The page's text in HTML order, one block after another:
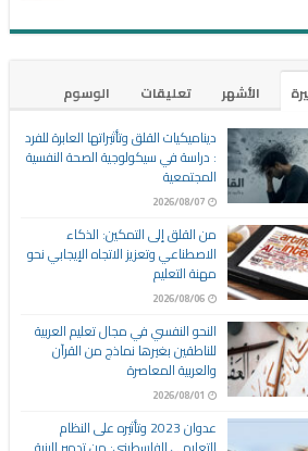
الأشهر تعليقات
الوسوم
ديناميكيات القلق وتأثيراتها العابرة للفرد
: دراسة في سيكولوجية الصحة النفسية
المجتمعية
2026/08/07
من القلق إلى التمكين: الذكاء
الاصطناعي وتعزيز الاتجاه الإيجابي نحو
مهنة التعليم
2026/08/06
النحو النفسي في مجال تعليم العربية
للناطقين بغيرها نماذج من القرآن
والعربية المعاصرة
2026/08/01
عدوان 2023 وتأثيره على النظام